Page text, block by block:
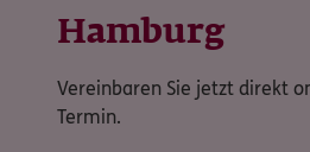
Hamburg
Vereinbaren Sie jetzt direkt
Termin.